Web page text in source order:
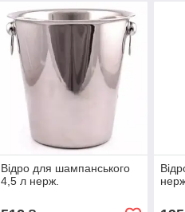
Відро для шампанського
4,5 л нерж.